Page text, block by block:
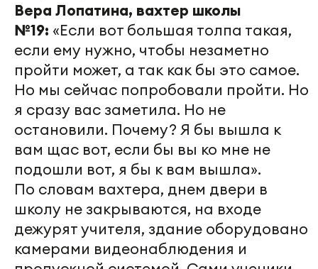
Вера Лопатина, вахтер школы
№19: «Если вот большая толпа такая,
если ему нужно, чтобы незаметно
пройти может, а так как бы это самое.
Но мы сейчас попробовали пройти. Но
я сразу вас заметила. Но не
остановили. Почему? Я бы вышла к
вам щас вот, если бы вы ко мне не
подошли вот, я бы к вам вышла».
По словам вахтера, днем двери в
школу не закрываются, на входе
дежурят учителя, здание оборудовано
камерами видеонаблюдения и